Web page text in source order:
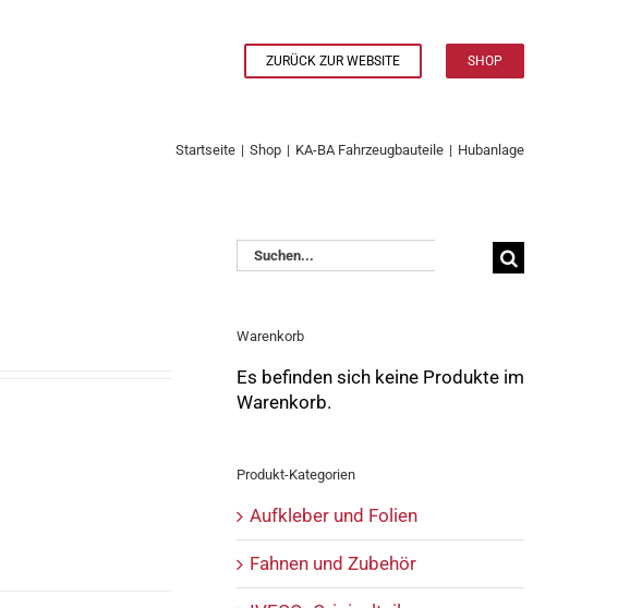
ZURÜCK ZUR WEBSITE SHOP
Startseite | Shop | KA-BA Fahrzeugbauteile | Hubanlage
Suche
nach:
Warenkorb
Es befinden sich keine Produkte im
Warenkorb.
Produkt-Kategorien
Aufkleber und Folien
Fahnen und Zubehör